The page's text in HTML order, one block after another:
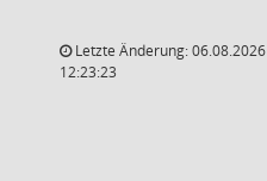
Letzte Änderung: 06.08.2026
12:23:23